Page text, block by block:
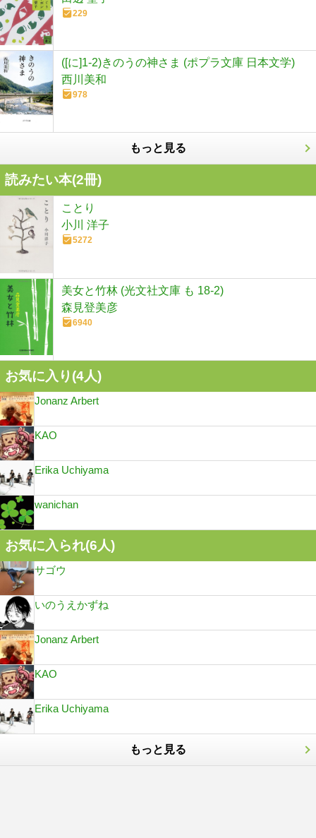
229
([に]1-2)きのうの神さま (ポプラ文庫 日本文学)
西川美和
978
もっと見る
読みたい本(2冊)
ことり
小川 洋子
5272
美女と竹林 (光文社文庫 も 18-2)
森見登美彦
6940
お気に入り(4人)
Jonanz Arbert
KAO
Erika Uchiyama
wanichan
お気に入られ(6人)
サゴウ
いのうえかずね
Jonanz Arbert
KAO
Erika Uchiyama
もっと見る